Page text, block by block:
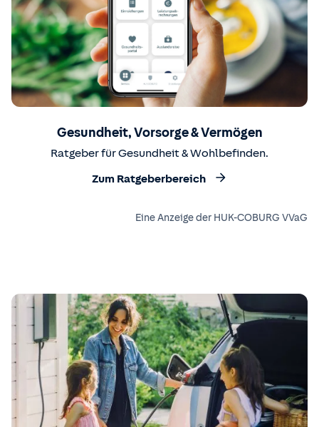
Gesundheit, Vorsorge & Vermögen
Ratgeber für Gesundheit & Wohlbefinden.
Zum Ratgeberbereich
Eine Anzeige der HUK-COBURG VVaG